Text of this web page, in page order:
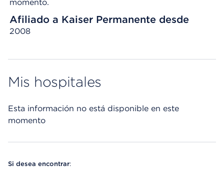
momento.
Afiliado a Kaiser Permanente desde
2008
Mis hospitales
Esta información no está disponible en este
momento
Si desea encontrar: